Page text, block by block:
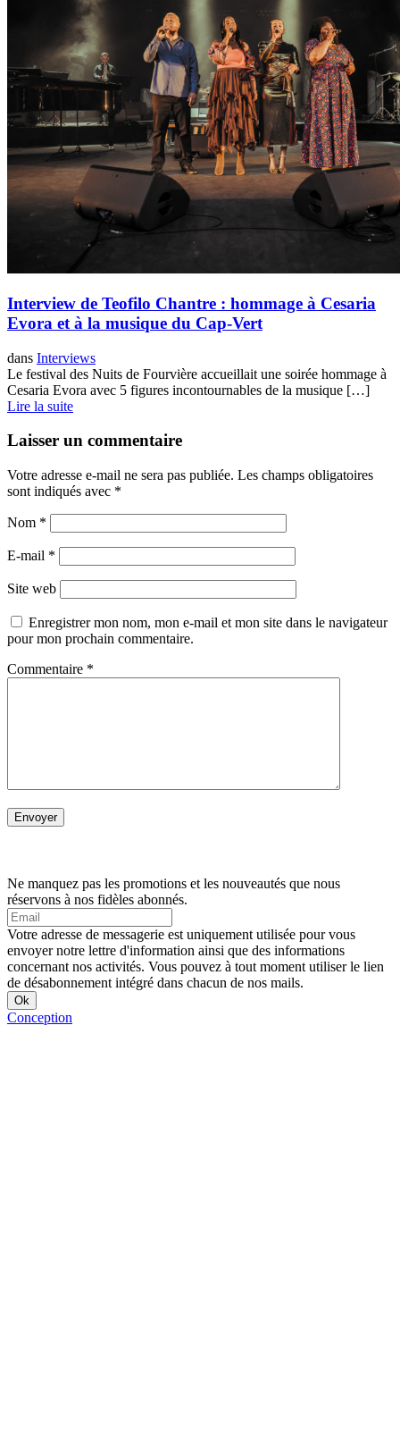
Interview de Teofilo Chantre : hommage à Cesaria
Evora et à la musique du Cap-Vert
dans Interviews
Le festival des Nuits de Fourvière accueillait une soirée hommage à
Cesaria Evora avec 5 figures incontournables de la musique […]
Lire la suite
Laisser un commentaire
Votre adresse e-mail ne sera pas publiée. Les champs obligatoires
sont indiqués avec *
Nom *
E-mail *
Site web
Enregistrer mon nom, mon e-mail et mon site dans le navigateur
pour mon prochain commentaire.
Commentaire *
Ne manquez pas les promotions et les nouveautés que nous
réservons à nos fidèles abonnés.
Votre adresse de messagerie est uniquement utilisée pour vous
envoyer notre lettre d'information ainsi que des informations
concernant nos activités. Vous pouvez à tout moment utiliser le lien
de désabonnement intégré dans chacun de nos mails.
Conception